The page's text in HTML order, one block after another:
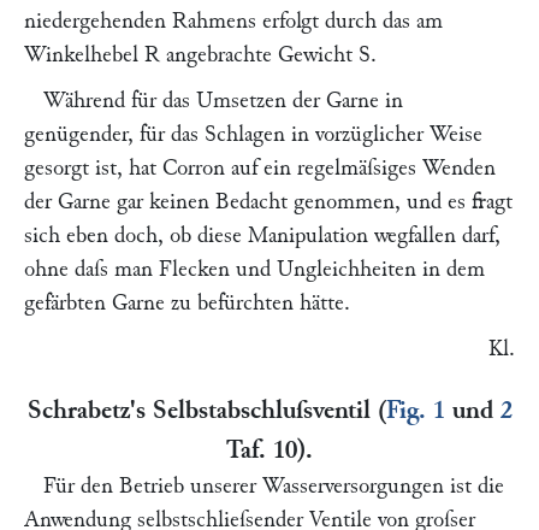
niedergehenden Rahmens erfolgt durch das am
Winkelhebel R angebrachte Gewicht S.
Während für das Umsetzen der Garne in
genügender, für das Schlagen in vorzüglicher Weise
gesorgt ist, hat Corron auf ein regelmäſsiges Wenden
der Garne gar keinen Bedacht genommen, und es fragt
sich eben doch, ob diese Manipulation wegfallen darf,
ohne daſs man Flecken und Ungleichheiten in dem
gefärbten Garne zu befürchten hätte.
Kl.
Schrabetz's Selbstabschluſsventil (Fig. 1 und 2
Taf. 10).
Für den Betrieb unserer Wasserversorgungen ist die
Anwendung selbstschlieſsender Ventile von groſser